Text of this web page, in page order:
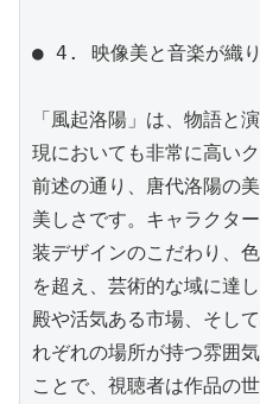
● 4. 映像美と音楽が織
「風起洛陽」は、物語と
現においても非常に高い
前述の通り、唐代洛陽の
美しさです。キャラクタ
装デザインのこだわり、
を超え、芸術的な域に達
殿や活気ある市場、そし
れぞれの場所が持つ雰囲
ことで、視聴者は作品の